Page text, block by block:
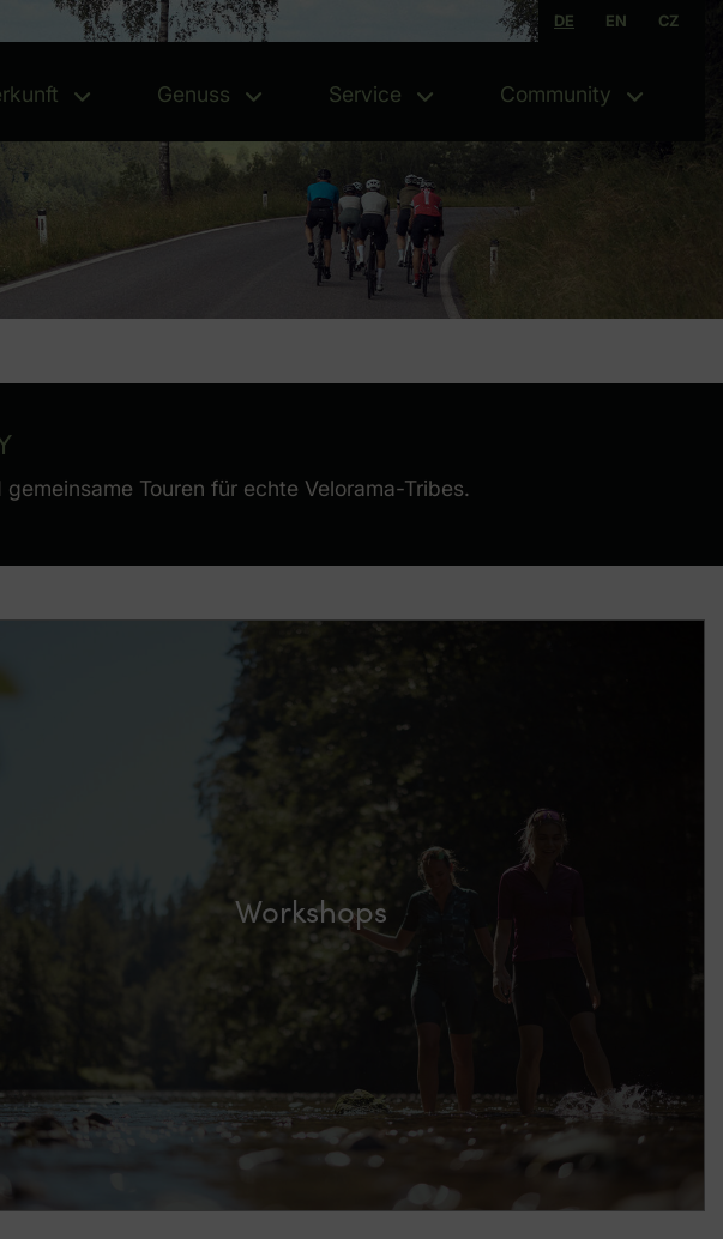
DE EN CZ
öffnen
Unterkunft - Menü öffnen
Genuss Genuss - Menü öffnen
Service Service - Menü öffnen
Community
Touren für echte Velorama-Tribes.
Workshops